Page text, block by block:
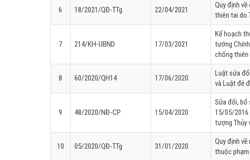
6 18/2021/QĐ-TTg 22/04/2021
Quy định
thiên tai do
7 214/KH-UBND 17/03/2021
Kế hoạch
tướng
chống thiên
8 60/2020/QH14 17/06/2020
Luật sửa
và Luật đê
9 48/2020/NĐ-CP 15/04/2020
Sửa đổi, bổ
15/05/2016
tượng Thủy
10 05/2020/QĐ-TTg 31/01/2020
Quy định
thuộc phạm